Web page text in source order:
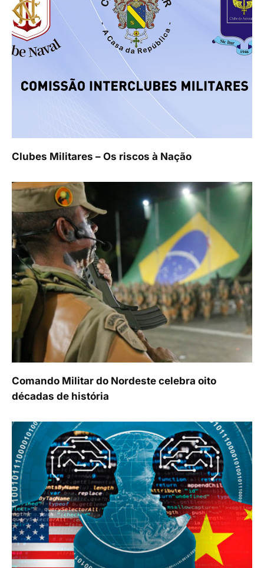
Clubes Militares – Os riscos à Nação
Comando Militar do Nordeste celebra oito
décadas de história